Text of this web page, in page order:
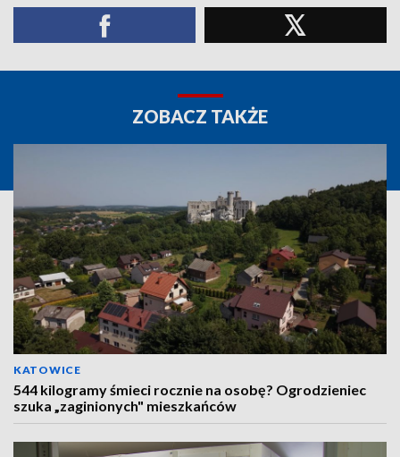
ZOBACZ TAKŻE
KATOWICE
544 kilogramy śmieci rocznie na osobę? Ogrodzieniec
szuka „zaginionych" mieszkańców